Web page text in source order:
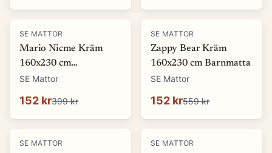
-62%
SE MATTOR
Mario Nicme Kräm
160x230 cm
Wiltonmatta
SE Mattor
152 kr399 kr
-73%
SE MATTOR
Zappy Bear Kräm
160x230 cm Barnmatta
SE Mattor
152 kr559 kr
-73%
SE MATTOR -73%
SE MATTOR